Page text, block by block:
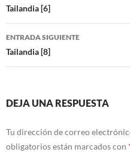
de
entradas
Tailandia [6]
ENTRADA SIGUIENTE
Tailandia [8]
DEJA UNA RESPUESTA
Tu dirección de correo
obligatorios están marcados con